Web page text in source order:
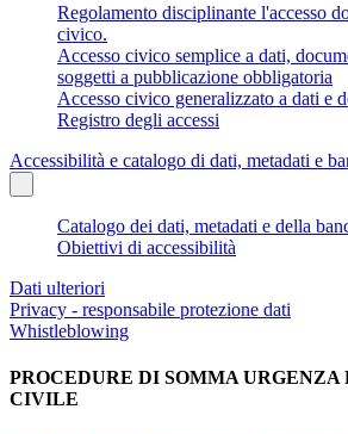
Regolamento disciplinante l'accesso
civico.
Accesso civico semplice a dati,
soggetti a pubblicazione obbligatoria
Accesso civico generalizzato a dati e
Registro degli accessi
Accessibilità e catalogo di dati, metadati e
Catalogo dei dati, metadati e della
Obiettivi di accessibilità
Dati ulteriori
Privacy - responsabile protezione dati
Whistleblowing
PROCEDURE DI SOMMA URGENZA
CIVILE